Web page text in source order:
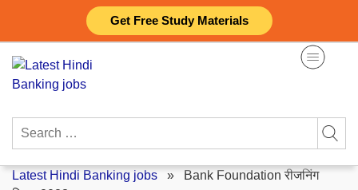
Get Free Study Materials
content
Search
Latest Hindi Banking jobs » Bank Foundation रीजनिंग